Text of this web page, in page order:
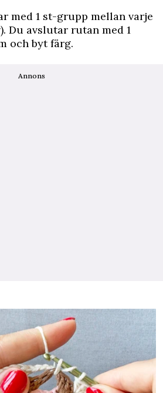
med 1 st-grupp mellan varje
Du avslutar rutan med 1
och byt färg.
Annons